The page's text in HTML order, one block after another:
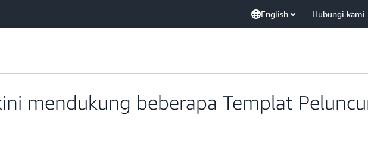
English Hubungi kami
mendukung beberapa Templat